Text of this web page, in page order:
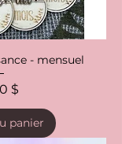
- mensuel
$
panier